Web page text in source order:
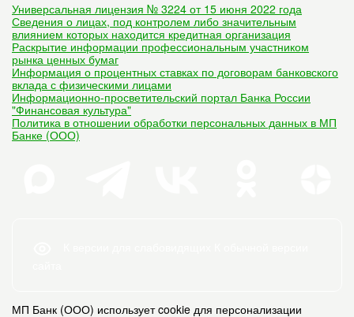
Универсальная лицензия № 3224 от 15 июня 2022 года
Сведения о лицах, под контролем либо значительным
влиянием которых находится кредитная организация
Раскрытие информации профессиональным участником
рынка ценных бумаг
Информация о процентных ставках по договорам банковского
вклада с физическими лицами
Информационно-просветительский портал Банка России
"Финансовая культура"
Политика в отношении обработки персональных данных в МП
Банке (ООО)
МП Банк (ООО) использует cookie для персонализации